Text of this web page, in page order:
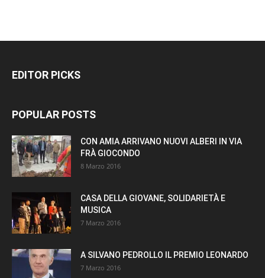
EDITOR PICKS
POPULAR POSTS
CON AMIA ARRIVANO NUOVI ALBERI IN VIA
FRÀ GIOCONDO
8 Marzo 2016
CASA DELLA GIOVANE, SOLIDARIETÀ E
MUSICA
7 Marzo 2016
A SILVANO PEDROLLO IL PREMIO LEONARDO
7 Marzo 2016